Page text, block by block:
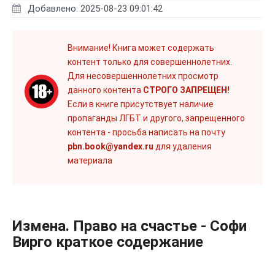
Добавлено: 2025-08-23 09:01:42
Внимание! Книга может содержать
контент только для совершеннолетних.
Для несовершеннолетних просмотр
данного контента СТРОГО ЗАПРЕЩЕН!
Если в книге присутствует наличие
пропаганды ЛГБТ и другого, запрещенного
контента - просьба написать на почту
pbn.book@yandex.ru для удаления
материала
Измена. Право на счастье - Софи
Вирго краткое содержание